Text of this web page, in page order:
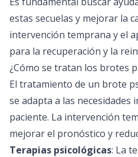
estas secuelas y mejorar la
intervención temprana y el
para la recuperación y la
¿Cómo se tratan los brotes
El tratamiento de un brote
se adapta a las necesidades
paciente. La intervención
mejorar el pronóstico y
Terapias psicológicas: La